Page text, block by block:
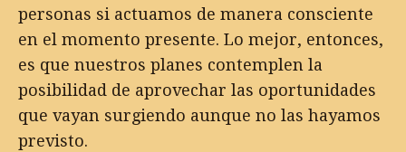
personas si actuamos de manera consciente
en el momento presente. Lo mejor, entonces,
es que nuestros planes contemplen la
posibilidad de aprovechar las oportunidades
que vayan surgiendo aunque no las hayamos
previsto.